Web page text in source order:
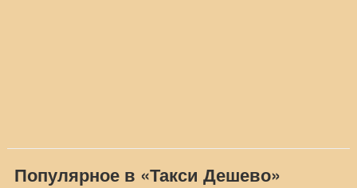
Популярное в «Такси Дешево»